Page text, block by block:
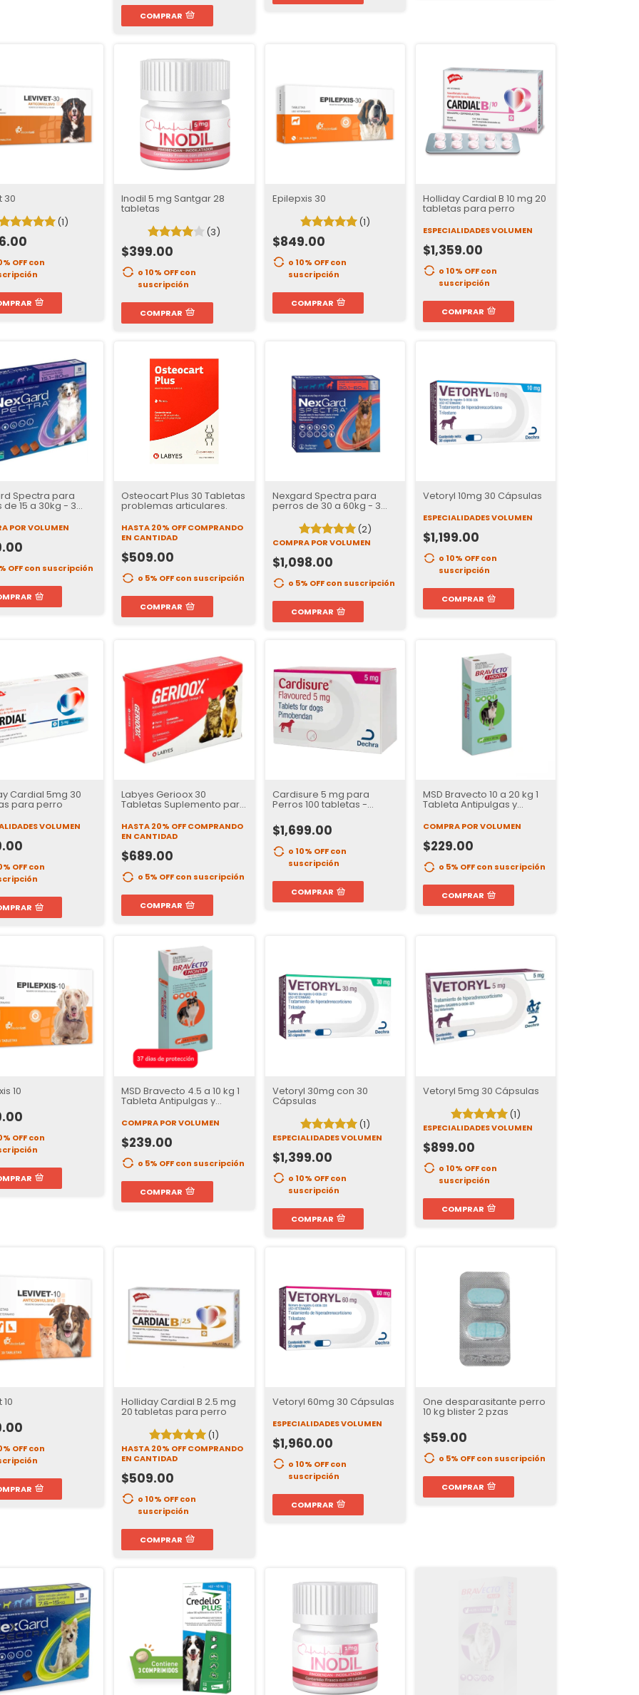
COMPRAR
30
(1)
OFFcon
Inodil 5 mg Santgar 28
tabletas
(3)
$399.00
o 10% OFFcon
suscripción
COMPRAR
Epilepxis 30
(1)
$849.00
o 10% OFFcon
suscripción
COMPRAR
Holliday Cardial B 10 mg 20
tabletas para perro
ESPECIALIDADES VOLUMEN
$1,359.00
o 10% OFFcon
suscripción
COMPRAR
Spectra para
15 a 30kg - 3
POR VOLUMEN
OFFcon suscripción
Osteocart Plus 30 Tabletas
problemas articulares.
HASTA 20% OFFCOMPRANDO
EN CANTIDAD
$509.00
o 5% OFFcon suscripción
COMPRAR
Nexgard Spectra para
perros de 30 a 60kg - 3
tabletas
(2)
COMPRA POR VOLUMEN
$1,098.00
o 5% OFFcon suscripción
COMPRAR
Vetoryl 10mg 30 Cápsulas
ESPECIALIDADES VOLUMEN
$1,199.00
o 10% OFFcon
suscripción
COMPRAR
Cardial 5mg 30
para perro
VOLUMEN
OFFcon
Labyes Gerioox 30
Tabletas Suplemento para
HASTA 20% OFFCOMPRANDO
EN CANTIDAD
$689.00
o 5% OFFcon suscripción
COMPRAR
Cardisure 5 mg para
Perros 100 tabletas -
Cardiovascular de tu
Mascota
$1,699.00
o 10% OFFcon
suscripción
COMPRAR
MSD Bravecto 10 a 20 kg 1
Tableta Antipulgas y
37 Días de Protección
COMPRA POR VOLUMEN
$229.00
o 5% OFFcon suscripción
COMPRAR
10
OFFcon
MSD Bravecto 4.5 a 10 kg 1
Tableta Antipulgas y
Garrapatas para Perros |
37 Días de Protección
COMPRA POR VOLUMEN
$239.00
o 5% OFFcon suscripción
COMPRAR
Vetoryl 30mg con 30
Cápsulas
(1)
ESPECIALIDADES VOLUMEN
$1,399.00
o 10% OFFcon
suscripción
COMPRAR
Vetoryl 5mg 30 Cápsulas
(1)
ESPECIALIDADES VOLUMEN
$899.00
o 10% OFFcon
suscripción
COMPRAR
OFFcon
Holliday Cardial B 2.5 mg
20 tabletas para perro
(1)
HASTA 20% OFFCOMPRANDO
EN CANTIDAD
$509.00
o 10% OFFcon
suscripción
COMPRAR
Vetoryl 60mg 30 Cápsulas
ESPECIALIDADES VOLUMEN
$1,960.00
o 10% OFFcon
suscripción
COMPRAR
One desparasitante perro
10 kg blister 2 pzas
$59.00
o 5% OFFcon suscripción
COMPRAR